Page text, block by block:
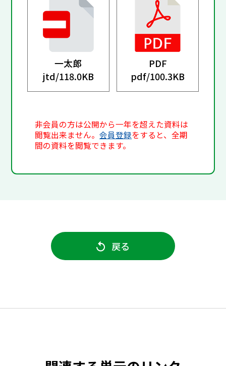
一太郎
jtd/118.0KB
PDF
pdf/100.3KB
非会員の方は公開から一年を超えた資料は
閲覧出来ません。会員登録をすると、全期
間の資料を閲覧できます。
戻る